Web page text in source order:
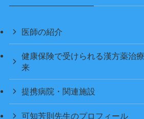
医師の紹介
健康保険で受けられる漢方薬治
来
提携病院・関連施設
可知芳則先生のプロフィール